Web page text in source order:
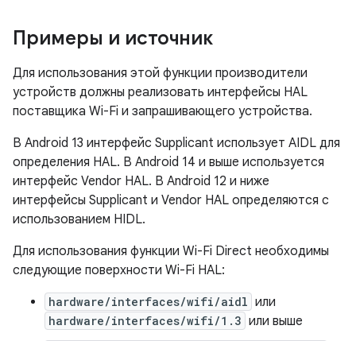
Примеры и источник
Для использования этой функции производители
устройств должны реализовать интерфейсы HAL
поставщика Wi-Fi и запрашивающего устройства.
В Android 13 интерфейс Supplicant использует AIDL для
определения HAL. В Android 14 и выше используется
интерфейс Vendor HAL. В Android 12 и ниже
интерфейсы Supplicant и Vendor HAL определяются с
использованием HIDL.
Для использования функции Wi-Fi Direct необходимы
следующие поверхности Wi-Fi HAL:
hardware/interfaces/wifi/aidl или
hardware/interfaces/wifi/1.3 или выше